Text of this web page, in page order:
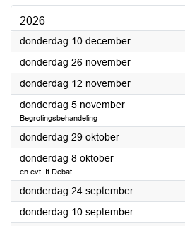
2026
donderdag 10 december2026
donderdag 26 november2026
donderdag 12 november2026
donderdag 5 november2026
Begrotingsbehandeling
donderdag 29 oktober2026
donderdag 8 oktober2026
en evt. It Debat
donderdag 24 september2026
donderdag 10 september2026